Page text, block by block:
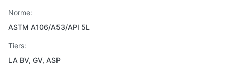
Norme:
ASTM A106/A53/API 5L
Tiers:
LA BV, GV, ASP